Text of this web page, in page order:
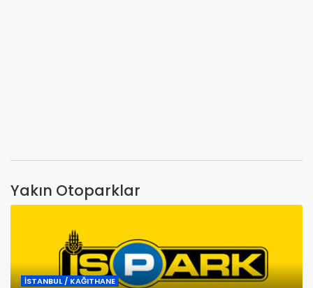
Yakın Otoparklar
İSTANBUL / KAĞITHANE